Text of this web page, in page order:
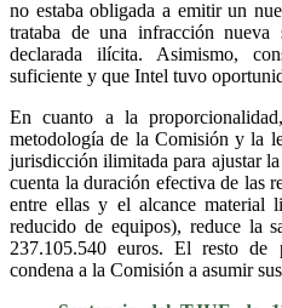
no estaba obligada a emitir un
trataba de una infracción
declarada ilícita. Asimismo,
suficiente y que Intel tuvo
En cuanto a la
metodología de la Comisión y la
jurisdicción ilimitada para ajustar
cuenta la duración efectiva de las
entre ellas y el alcance material
reducido de equipos), reduce la
237.105.540 euros. El resto de
condena a la Comisión a asumir